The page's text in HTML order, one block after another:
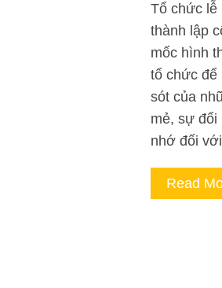
Tổ chức lễ
thành lập
mốc hình
tổ chức để
sót của
mẻ, sự đổi
nhớ đối
Read